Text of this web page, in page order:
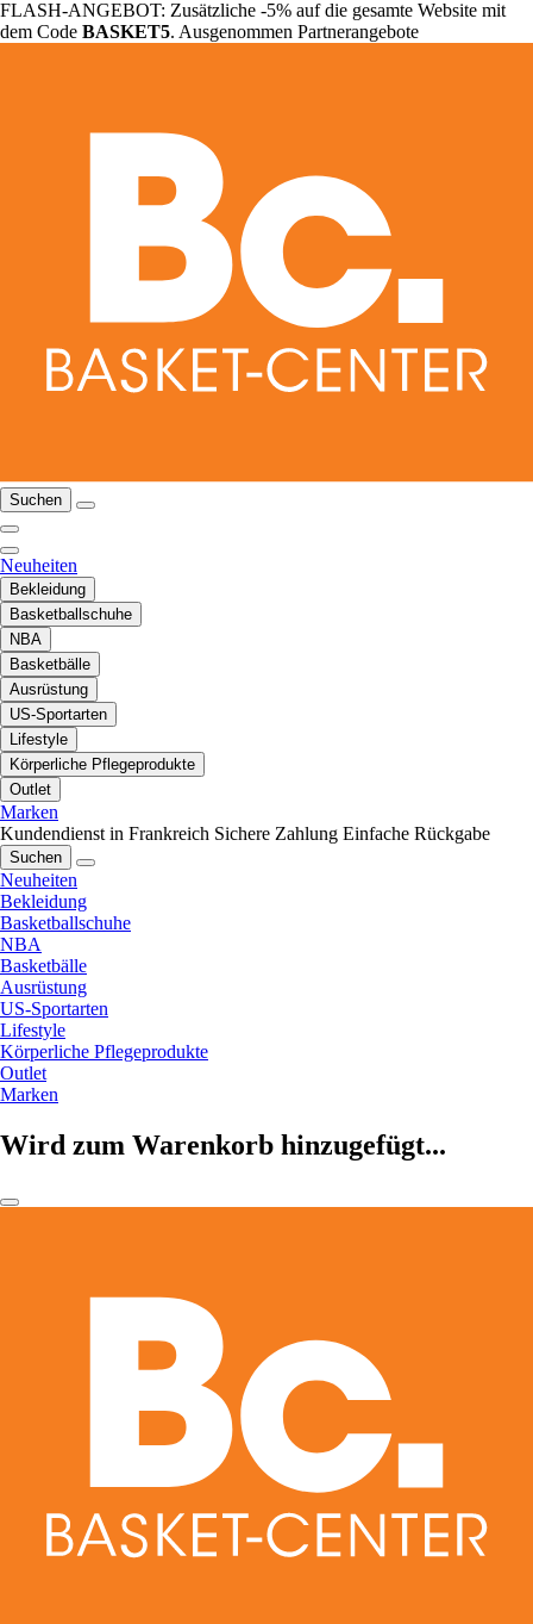
FLASH-ANGEBOT: Zusätzliche -5% auf die gesamte Website mit
dem Code BASKET5. Ausgenommen Partnerangebote
Suchen
Neuheiten
Bekleidung
Basketballschuhe
NBA
Basketbälle
Ausrüstung
US-Sportarten
Lifestyle
Körperliche Pflegeprodukte
Outlet
Marken
Kundendienst in Frankreich Sichere Zahlung Einfache Rückgabe
Suchen
Neuheiten
Bekleidung
Basketballschuhe
NBA
Basketbälle
Ausrüstung
US-Sportarten
Lifestyle
Körperliche Pflegeprodukte
Outlet
Marken
Wird zum Warenkorb hinzugefügt...